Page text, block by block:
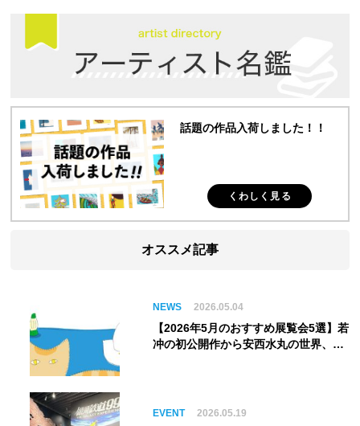
話題の作品入荷しました！！
くわしく見る
オススメ記事
NEWS 2026.05.04
【2026年5月のおすすめ展覧会5選】若
冲の初公開作から安西水丸の世界、そ
EVENT 2026.05.19